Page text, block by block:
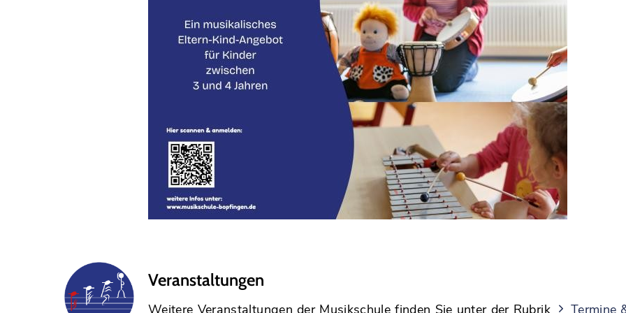
Veranstaltungen
Weitere Veranstaltungen der Musikschule finden Sie unter der Rubrik Termine